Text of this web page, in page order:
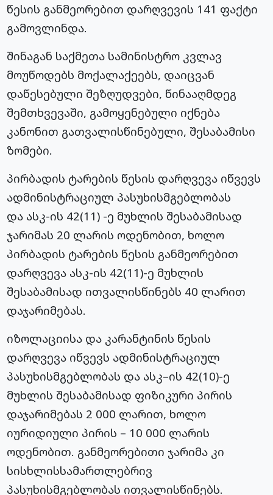
წესის განმეორებით დარღვევის 141 ფაქტი
გამოვლინდა.
შინაგან საქმეთა სამინისტრო კვლავ
მოუწოდებს მოქალაქეებს, დაიცვან
დაწესებული შეზღუდვები, წინააღმდეგ
შემთხვევაში, გამოყენებული იქნება
კანონით გათვალისწინებული, შესაბამისი
ზომები.
პირბადის ტარების წესის დარღვევა იწვევს
ადმინისტრაციულ პასუხისმგებლობას
და ასკ-ის 42(11) -ე მუხლის შესაბამისად
ჯარიმას 20 ლარის ოდენობით, ხოლო
პირბადის ტარების წესის განმეორებით
დარღვევა ასკ-ის 42(11)-ე მუხლის
შესაბამისად ითვალისწინებს 40 ლარით
დაჯარიმებას.
იზოლაციისა და კარანტინის წესის
დარღვევა იწვევს ადმინისტრაციულ
პასუხისმგებლობას და ასკ–ის 42(10)-ე
მუხლის შესაბამისად ფიზიკური პირის
დაჯარიმებას 2 000 ლარით, ხოლო
იურიდიული პირის – 10 000 ლარის
ოდენობით. განმეორებითი ჯარიმა კი
სისხლისსამართლებრივ
პასუხისმგებლობას ითვალისწინებს.